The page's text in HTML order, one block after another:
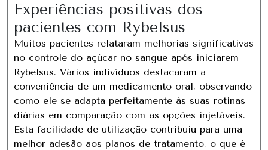
Experiências positivas dos
pacientes com Rybelsus
Muitos pacientes relataram melhorias significativas
no controle do açúcar no sangue após iniciarem
Rybelsus. Vários indivíduos destacaram a
conveniência de um medicamento oral, observando
como ele se adapta perfeitamente às suas rotinas
diárias em comparação com as opções injetáveis.
Esta facilidade de utilização contribuiu para uma
melhor adesão aos planos de tratamento, o que é